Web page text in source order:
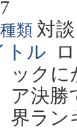
類 対談
トル
ック
ア決勝
界ラン